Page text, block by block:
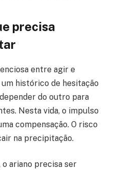
precisa
entre agir e
histórico de hesitação
do outro para
Nesta vida, o impulso
compensação. O risco
na precipitação.
o ariano precisa ser